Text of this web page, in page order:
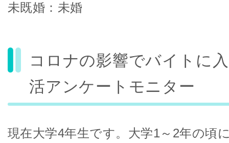
未既婚：未婚
コロナの影響でバイトに
活アンケートモニター
現在大学4年生です。大学1～2年の頃